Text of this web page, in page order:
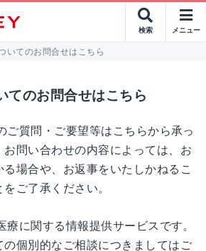
検索 メニュー
いてのお問合せはこちら
てのお問合せはこちら
ご質問・ご要望等はこちらから承っ
お問い合わせの内容によっては、お
場合や、お返事をいたしかねるこ
ご了承ください。
療に関する情報提供サービスです。
の個別的なご相談につきましてはご